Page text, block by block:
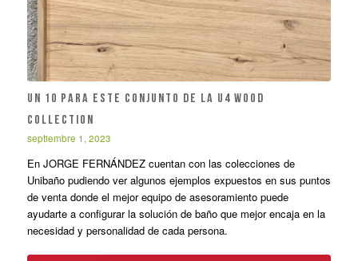
UN 10 PARA ESTE CONJUNTO DE LA U4 WOOD
COLLECTION
septiembre 1, 2023
En JORGE FERNÁNDEZ cuentan con las colecciones de
Unibaño pudiendo ver algunos ejemplos expuestos en sus puntos
de venta donde el mejor equipo de asesoramiento puede
ayudarte a configurar la solución de baño que mejor encaja en la
necesidad y personalidad de cada persona.